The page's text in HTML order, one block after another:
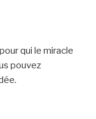
qui le miracle
pouvez